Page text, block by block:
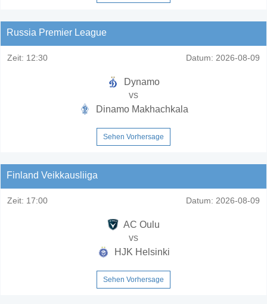
Russia Premier League
Zeit: 12:30 Datum: 2026-08-09
Dynamo
vs
Dinamo Makhachkala
Sehen Vorhersage
Finland Veikkausliiga
Zeit: 17:00 Datum: 2026-08-09
AC Oulu
vs
HJK Helsinki
Sehen Vorhersage